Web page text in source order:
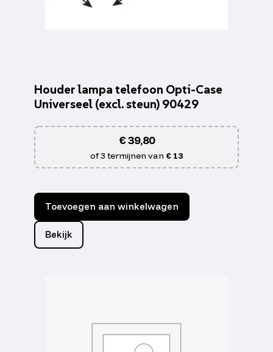
Houder lampa telefoon Opti-Case
Universeel (excl. steun) 90429
€39,80
of 3 termijnen van € 13
Toevoegen aan winkelwagen
Bekijk